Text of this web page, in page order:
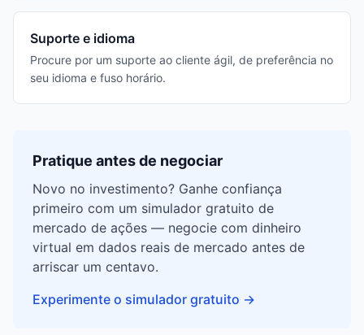
Suporte e idioma
Procure por um suporte ao cliente ágil, de preferência no
seu idioma e fuso horário.
Pratique antes de negociar
Novo no investimento? Ganhe confiança
primeiro com um simulador gratuito de
mercado de ações — negocie com dinheiro
virtual em dados reais de mercado antes de
arriscar um centavo.
Experimente o simulador gratuito →